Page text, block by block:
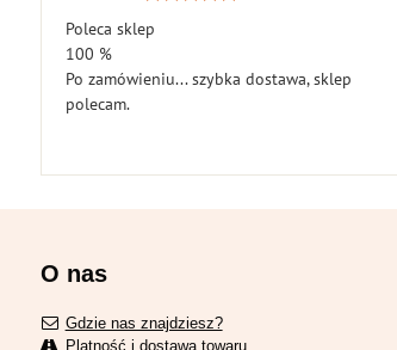
Poleca sklep
100 %
Po zamówieniu... szybka dostawa, sklep
polecam.
O nas
Gdzie nas znajdziesz?
Platność i dostawa towaru